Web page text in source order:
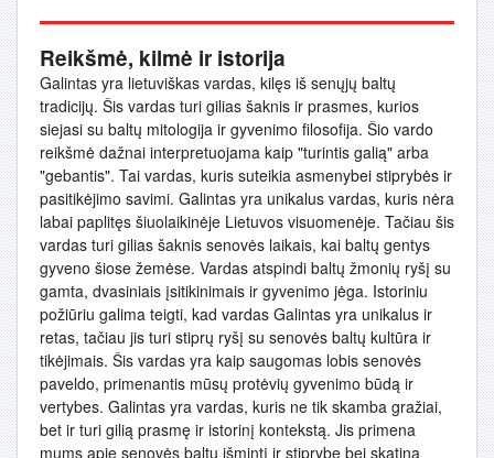
Reikšmė, kilmė ir istorija
Galintas yra lietuviškas vardas, kilęs iš senųjų baltų
tradicijų. Šis vardas turi gilias šaknis ir prasmes, kurios
siejasi su baltų mitologija ir gyvenimo filosofija. Šio vardo
reikšmė dažnai interpretuojama kaip "turintis galią" arba
"gebantis". Tai vardas, kuris suteikia asmenybei stiprybės ir
pasitikėjimo savimi. Galintas yra unikalus vardas, kuris nėra
labai paplitęs šiuolaikinėje Lietuvos visuomenėje. Tačiau šis
vardas turi gilias šaknis senovės laikais, kai baltų gentys
gyveno šiose žemėse. Vardas atspindi baltų žmonių ryšį su
gamta, dvasiniais įsitikinimais ir gyvenimo jėga. Istoriniu
požiūriu galima teigti, kad vardas Galintas yra unikalus ir
retas, tačiau jis turi stiprų ryšį su senovės baltų kultūra ir
tikėjimais. Šis vardas yra kaip saugomas lobis senovės
paveldo, primenantis mūsų protėvių gyvenimo būdą ir
vertybes. Galintas yra vardas, kuris ne tik skamba gražiai,
bet ir turi gilią prasmę ir istorinį kontekstą. Jis primena
mums apie senovės baltų išmintį ir stiprybę bei skatina